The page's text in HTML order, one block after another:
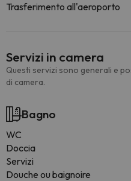
Trasferimento all'aeroporto
Servizi in camera
Questi servizi sono generali e
di camera.
Bagno
WC
Doccia
Servizi
Douche ou baignoire